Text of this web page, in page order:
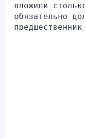
вложили
обязательно